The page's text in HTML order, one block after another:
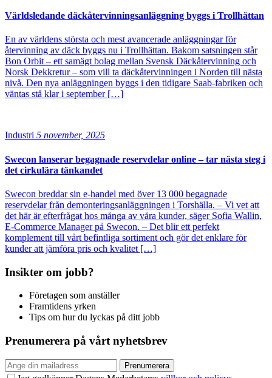
Världsledande däckåtervinningsanläggning byggs i Trollhättan
En av världens största och mest avancerade anläggningar för
återvinning av däck byggs nu i Trollhättan. Bakom satsningen står
Bon Orbit – ett samägt bolag mellan Svensk Däckåtervinning och
Norsk Dekkretur – som vill ta däckåtervinningen i Norden till nästa
nivå. Den nya anläggningen byggs i den tidigare Saab-fabriken och
väntas stå klar i september […]
Industri 5 november, 2025
Swecon lanserar begagnade reservdelar online – tar nästa steg i
det cirkulära tänkandet
Swecon breddar sin e-handel med över 13 000 begagnade
reservdelar från demonteringsanläggningen i Torshälla. – Vi vet att
det här är efterfrågat hos många av våra kunder, säger Sofia Wallin,
E-Commerce Manager på Swecon. – Det blir ett perfekt
komplement till vårt befintliga sortiment och gör det enklare för
kunder att jämföra pris och kvalitet […]
Insikter om jobb?
Företagen som anställer
Framtidens yrken
Tips om hur du lyckas på ditt jobb
Prenumerera på vårt nyhetsbrev
Prenumerera